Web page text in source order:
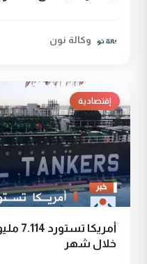
وكالة نون
إقتصادية
خلال شهر